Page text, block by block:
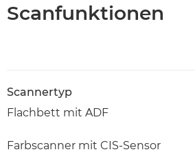
Scanfunktionen
Scannertyp
Flachbett mit ADF
Farbscanner mit CIS-Sensor